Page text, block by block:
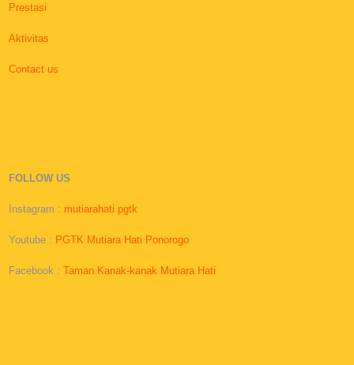
Prestasi
Aktivitas
Contact us
FOLLOW US
Instagram : mutiarahati.pgtk
Youtube : PGTK Mutiara Hati Ponorogo
Facebook :Taman Kanak-kanak Mutiara Hati